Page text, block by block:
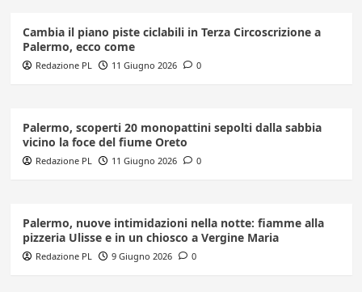
Cambia il piano piste ciclabili in Terza Circoscrizione a
Palermo, ecco come
Redazione PL 11 Giugno 2026 0
Palermo, scoperti 20 monopattini sepolti dalla sabbia
vicino la foce del fiume Oreto
Redazione PL 11 Giugno 2026 0
Palermo, nuove intimidazioni nella notte: fiamme alla
pizzeria Ulisse e in un chiosco a Vergine Maria
Redazione PL 9 Giugno 2026 0